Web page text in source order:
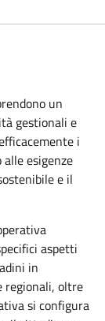
un
gestionali e
i
esigenze
e il
aspetti
in
regionali, oltre
si configura